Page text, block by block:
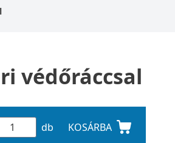
védőráccsal
db KOSÁRBA